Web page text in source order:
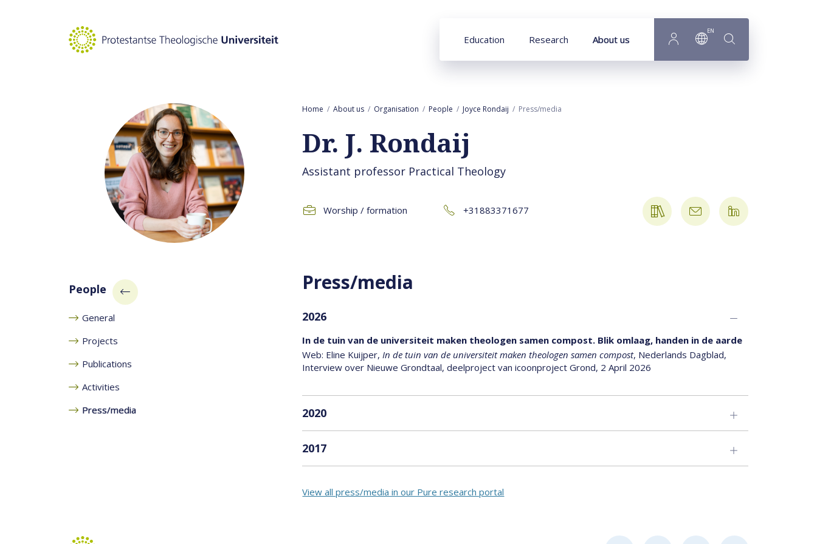
Education Research About us
EN
People
General
Projects
Publications
Activities
Press/media
Home About us Organisation People Joyce Rondaij Press/media
Dr. J. Rondaij
Assistant professor Practical Theology
Worship / formation +31883371677
Press/media
2026
In de tuin van de universiteit maken theologen samen compost. Blik omlaag, handen in de aarde
Web: Eline Kuijper,In de tuin van de universiteit maken theologen samen compost, Nederlands Dagblad,
Interview over Nieuwe Grondtaal, deelproject van icoonproject Grond, 2 April 2026
2020
Web:
October 2020
Lijden in Auschwitz was zinloos, maar niet de blijvende strijd tegen het kwaad
2017
Jan van Reenen,
Dertig jaar geleden stierf Primo Levi
Reenen, 11 April 2017
, Trouw, Opinie-artikel, 4 May 2017
View all press/media in our Pure research portal